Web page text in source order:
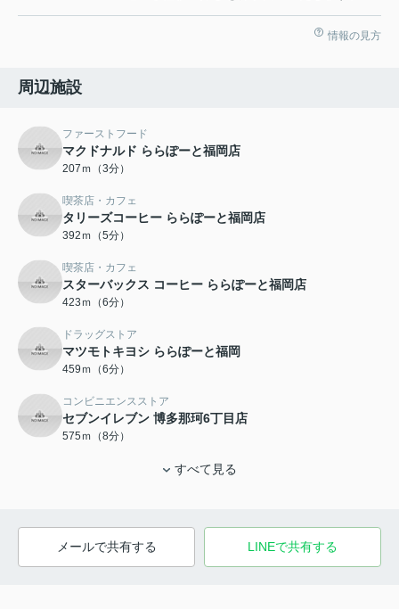
情報の見方
周辺施設
ファーストフード
マクドナルド ららぽーと福岡店
207ｍ（3分）
喫茶店・カフェ
タリーズコーヒー ららぽーと福岡店
392ｍ（5分）
喫茶店・カフェ
スターバックス コーヒー ららぽーと福岡店
423ｍ（6分）
ドラッグストア
マツモトキヨシ ららぽーと福岡
459ｍ（6分）
コンビニエンスストア
セブンイレブン 博多那珂6丁目店
575ｍ（8分）
すべて見る
メールで共有する LINEで共有する